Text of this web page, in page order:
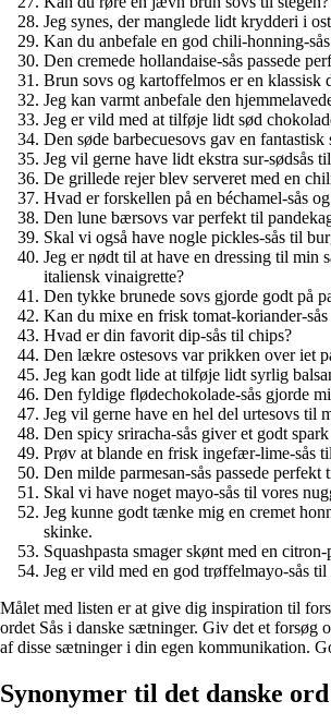
Jeg synes, der manglede lidt krydderi i
Kan du anbefale en god chili-honning-
Den cremede hollandaise-sås passede
Brun sovs og kartoffelmos er en klassisk
Jeg kan varmt anbefale den
Jeg er vild med at tilføje lidt sød
Den søde barbecuesovs gav en
Jeg vil gerne have lidt ekstra sur-sødsås
De grillede rejer blev serveret med en
Hvad er forskellen på en béchamel-sås
Den lune bærsovs var perfekt til
Skal vi også have nogle pickles-sås til
Jeg er nødt til at have en dressing til min
italiensk vinaigrette?
Den tykke brunede sovs gjorde godt på
Kan du mixe en frisk tomat-koriander-
Hvad er din favorit dip-sås til chips?
Den lækre ostesovs var prikken over iet
Jeg kan godt lide at tilføje lidt syrlig
Den fyldige flødechokolade-sås gjorde
Jeg vil gerne have en hel del urtesovs til
Den spicy sriracha-sås giver et godt
Prøv at blande en frisk ingefær-lime-sås
Den milde parmesan-sås passede perfekt
Skal vi have noget mayo-sås til vores
Jeg kunne godt tænke mig en cremet
skinke.
Squashpasta smager skønt med en citron-
Jeg er vild med en god trøffelmayo-sås
Målet med listen er at give dig inspiration til
ordet Sås i danske sætninger. Giv det et forsøg
af disse sætninger i din egen kommunikation.
Synonymer til det danske ord